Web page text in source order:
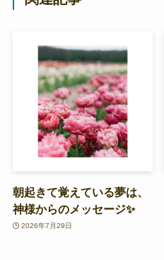
朝起きて覚えている夢は、
神様からのメッセージ✨
2026年7月29日